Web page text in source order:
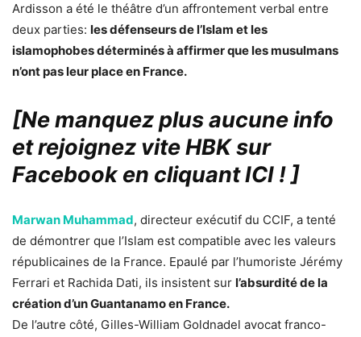
Ardisson a été le théâtre d’un affrontement verbal entre
deux parties: les défenseurs de l’Islam et les
islamophobes déterminés à affirmer que les musulmans
n’ont pas leur place en France.
[Ne manquez plus aucune info
et rejoignez vite HBK sur
Facebook en cliquant ICI !]
Marwan Muhammad, directeur exécutif du CCIF, a tenté
de démontrer que l’Islam est compatible avec les valeurs
républicaines de la France. Epaulé par l’humoriste Jérémy
Ferrari et Rachida Dati, ils insistent sur l’absurdité de la
création d’un Guantanamo en France.
De l’autre côté, Gilles-William Goldnadel avocat franco-